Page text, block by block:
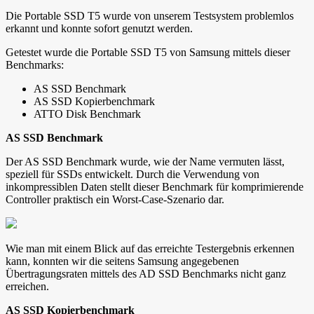
Die Portable SSD T5 wurde von unserem Testsystem problemlos
erkannt und konnte sofort genutzt werden.
Getestet wurde die Portable SSD T5 von Samsung mittels dieser
Benchmarks:
AS SSD Benchmark
AS SSD Kopierbenchmark
ATTO Disk Benchmark
AS SSD Benchmark
Der AS SSD Benchmark wurde, wie der Name vermuten lässt,
speziell für SSDs entwickelt. Durch die Verwendung von
inkompressiblen Daten stellt dieser Benchmark für komprimierende
Controller praktisch ein Worst-Case-Szenario dar.
Wie man mit einem Blick auf das erreichte Testergebnis erkennen
kann, konnten wir die seitens Samsung angegebenen
Übertragungsraten mittels des AD SSD Benchmarks nicht ganz
erreichen.
AS SSD Kopierbenchmark